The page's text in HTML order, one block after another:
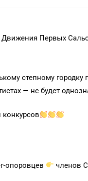
Движения Первых
степному городку
— не будет
опоровцев
членов